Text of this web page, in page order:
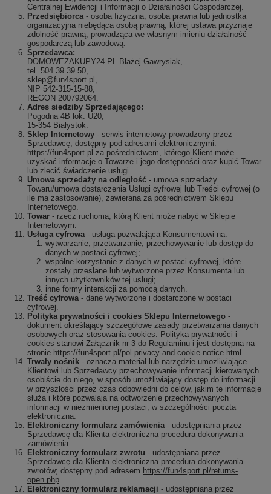
Centralnej Ewidencji i Informacji o Działalności Gospodarczej.
Przedsiębiorca- osoba fizyczna, osoba prawna lub jednostka
organizacyjna niebędąca osobą prawną, której ustawa przyznaje
zdolność prawną, prowadząca we własnym imieniu działalność
gospodarczą lub zawodową.
Sprzedawca:
DOMOWEZAKUPY24.PL Błażej Gawrysiak,
tel. 504 39 39 50,
sklep@fun4sport.pl,
NIP 542-315-15-88,
REGON 200792064.
Adres siedziby Sprzedającego:
Pogodna 4B lok. U20,
15-354 Białystok.
Sklep Internetowy - serwis internetowy prowadzony przez
Sprzedawcę, dostępny pod adresami elektronicznymi:
https://fun4sport.pl za pośrednictwem, którego Klient może
uzyskać informacje o Towarze i jego dostępności oraz kupić Towar
lub zlecić świadczenie usługi.
Umowa sprzedaży na odległość - umowa sprzedaży
Towaru/umowa dostarczenia Usługi cyfrowej lub Treści cyfrowej (o
ile ma zastosowanie), zawierana za pośrednictwem Sklepu
Internetowego.
Towar - rzecz ruchoma, którą Klient może nabyć w Sklepie
Internetowym.
Usługa cyfrowa- usługa pozwalająca Konsumentowi na:
wytwarzanie, przetwarzanie, przechowywanie lub dostęp do
danych w postaci cyfrowej;
wspólne korzystanie z danych w postaci cyfrowej, które
zostały przesłane lub wytworzone przez Konsumenta lub
innych użytkowników tej usługi;
inne formy interakcji za pomocą danych.
Treść cyfrowa- dane wytworzone i dostarczone w postaci
cyfrowej.
Polityka prywatności i cookies Sklepu Internetowego -
dokument określający szczegółowe zasady przetwarzania danych
osobowych oraz stosowania cookies. Polityka prywatności i
cookies stanowi Załącznik nr 3 do Regulaminu i jest dostępna na
stronie https://fun4sport.pl/pol-privacy-and-cookie-notice.html .
Trwały nośnik - oznacza materiał lub narzędzie umożliwiające
Klientowi lub Sprzedawcy przechowywanie informacji kierowanych
osobiście do niego, w sposób umożliwiający dostęp do informacji
w przyszłości przez czas odpowiedni do celów, jakim te informacje
służą i które pozwalają na odtworzenie przechowywanych
informacji w niezmienionej postaci, w szczególności poczta
elektroniczna.
Elektroniczny formularz zamówienia- udostępniania przez
Sprzedawcę dla Klienta elektroniczna procedura dokonywania
zamówienia.
Elektroniczny formularz zwrotu - udostępniana przez
Sprzedawcę dla Klienta elektroniczna procedura dokonywania
zwrotów; dostępny pod adresem https://fun4sport.pl/returns-
open.php.
Elektroniczny formularz reklamacji - udostępniana przez